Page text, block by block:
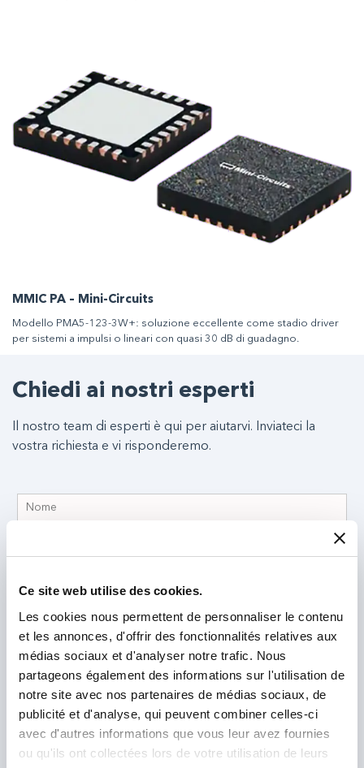
Ce site web utilise des cookies.
Les cookies nous permettent de personnaliser le contenu
et les annonces, d'offrir des fonctionnalités relatives aux
médias sociaux et d'analyser notre trafic. Nous
partageons également des informations sur l'utilisation de
notre site avec nos partenaires de médias sociaux, de
publicité et d'analyse, qui peuvent combiner celles-ci
avec d'autres informations que vous leur avez fournies
ou qu'ils ont collectées lors de votre utilisation de leurs
MMIC PA – Mini-Circuits
Modello PMA5-123-3W+: soluzione eccellente come stadio driver
per sistemi a impulsi o lineari con quasi 30 dB di guadagno.
Chiedi ai nostri esperti
Il nostro team di esperti è qui per aiutarvi. Inviateci la
vostra richiesta e vi risponderemo.